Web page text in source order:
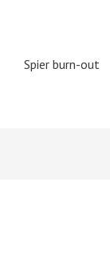
Spier burn-out